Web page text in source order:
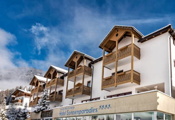
Wellness &
Gesundheit
Wasser &Wind
Lifestyle &Phantasie
Kids &Family
Übernachtungen